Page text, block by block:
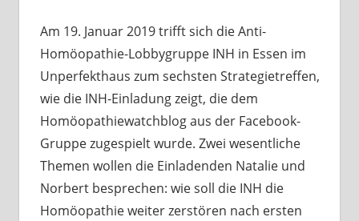
Am 19. Januar 2019 trifft sich die Anti-
Homöopathie-Lobbygruppe INH in Essen im
Unperfekthaus zum sechsten Strategietreffen,
wie die INH-Einladung zeigt, die dem
Homöopathiewatchblog aus der Facebook-
Gruppe zugespielt wurde. Zwei wesentliche
Themen wollen die Einladenden Natalie und
Norbert besprechen: wie soll die INH die
Homöopathie weiter zerstören nach ersten